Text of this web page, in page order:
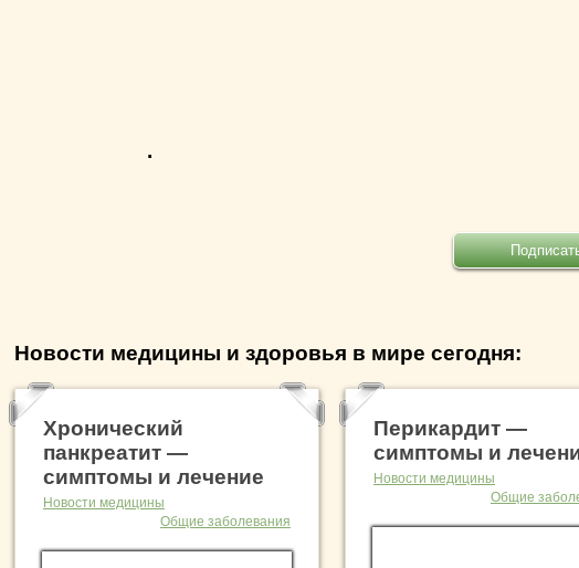
.
Новости медицины и здоровья в мире сегодня:
Хронический
панкреатит —
симптомы и лечение
Новости медицины
Общие заболевания
Перикардит —
симптомы и
Новости медицины
Общие